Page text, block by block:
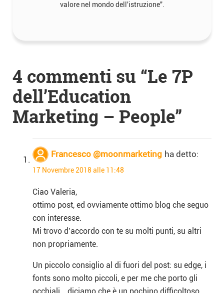
valore nel mondo dell'istruzione".
Navigazione
articoli
4 commenti su “Le 7P
dell’Education
Marketing – People”
Francesco @moonmarketing ha detto:
17 Novembre 2018 alle 11:48
Ciao Valeria,
ottimo post, ed ovviamente ottimo blog che seguo
con interesse.
Mi trovo d’accordo con te su molti punti, su altri
non propriamente.
Un piccolo consiglio al di fuori del post: su edge, i
fonts sono molto piccoli, e per me che porto gli